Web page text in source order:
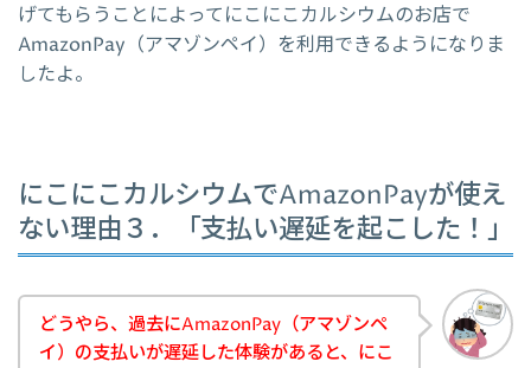
げてもらうことによってにこにこカルシウムのお店で
AmazonPay（アマゾンペイ）を利用できるようになりま
したよ。
にこにこカルシウムでAmazonPayが使え
ない理由３．「支払い遅延を起こした！」
どうやら、過去にAmazonPay（アマゾンペ
イ）の支払いが遅延した体験があると、にこ